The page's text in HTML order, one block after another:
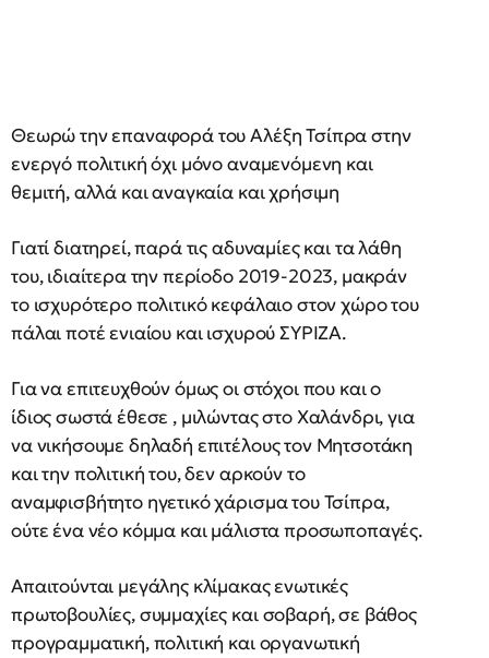
Θεωρώ την επαναφορά του Αλέξη Τσίπρα στην
ενεργό πολιτική όχι μόνο αναμενόμενη και
θεμιτή, αλλά και αναγκαία και χρήσιμη
Γιατί διατηρεί, παρά τις αδυναμίες και τα λάθη
του, ιδιαίτερα την περίοδο 2019-2023, μακράν
το ισχυρότερο πολιτικό κεφάλαιο στον χώρο του
πάλαι ποτέ ενιαίου και ισχυρού ΣΥΡΙΖΑ.
Για να επιτευχθούν όμως οι στόχοι που και ο
ίδιος σωστά έθεσε , μιλώντας στο Χαλάνδρι, για
να νικήσουμε δηλαδή επιτέλους τον Μητσοτάκη
και την πολιτική του, δεν αρκούν το
αναμφισβήτητο ηγετικό χάρισμα του Τσίπρα,
ούτε ένα νέο κόμμα και μάλιστα προσωποπαγές.
Απαιτούνται μεγάλης κλίμακας ενωτικές
πρωτοβουλίες, συμμαχίες και σοβαρή, σε βάθος
προγραμματική, πολιτική και οργανωτική